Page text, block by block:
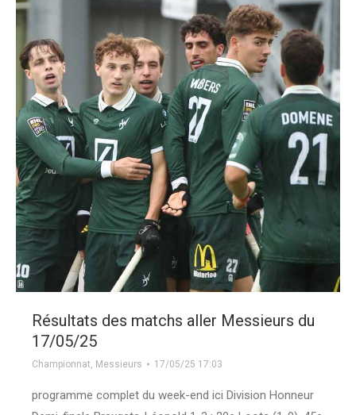
Résultats des matchs aller Messieurs du
17/05/25
Championnat, Messieurs 17/05/25 17:03
programme complet du week-end ici Division Honneur